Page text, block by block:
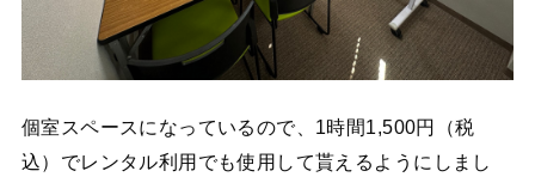
個室スペースになっているので、1時間1,500円（税
込）でレンタル利用でも使用して貰えるようにしまし